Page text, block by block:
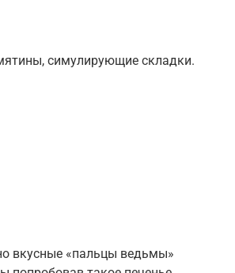
симулирующие складки.
вкусные «пальцы ведьмы»